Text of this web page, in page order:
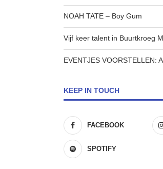
NOAH TATE – Boy Gum
Vijf keer talent in Buurtkroeg
EVENTJES VOORSTELLEN:
KEEP IN TOUCH
FACEBOOK
SPOTIFY